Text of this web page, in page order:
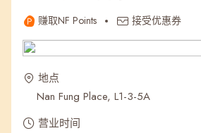
最近搜寻纪录
赚取NF Points 接受优惠券
地点
Nan Fung Place, L1-3-5A
营业时间